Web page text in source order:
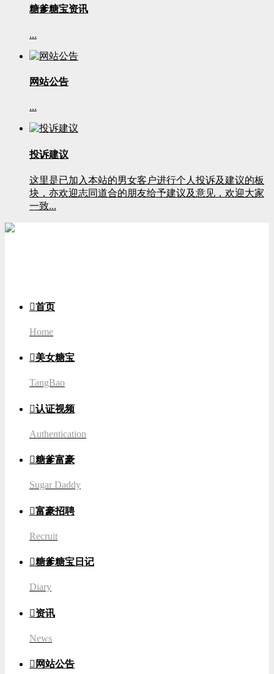
糖爹糖宝资讯
...
网站公告
...
投诉建议
这里是已加入本站的男女客户进行个人投诉及建议的板
块，亦欢迎志同道合的朋友给予建议及意见，欢迎大家
一致...
首页
Home
美女糖宝
TangBao
认证视频
Authentication
糖爹富豪
Sugar Daddy
富豪招聘
Recruit
糖爹糖宝日记
Diary
资讯
News
 网站公告